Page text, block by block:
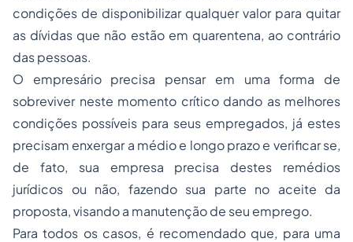
condições de disponibilizar qualquer valor para quitar
as dívidas que não estão em quarentena, ao contrário
das pessoas.
O empresário precisa pensar em uma forma de
sobreviver neste momento crítico dando as melhores
condições possíveis para seus empregados, já estes
precisam enxergar a médio e longo prazo e verificar se,
de fato, sua empresa precisa destes remédios
jurídicos ou não, fazendo sua parte no aceite da
proposta, visando a manutenção de seu emprego.
Para todos os casos, é recomendado que, para uma